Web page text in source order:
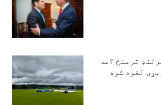
کرکټ:د افغانستان او ایرلنډ ترمنځ ۲مه
لغوه شوه